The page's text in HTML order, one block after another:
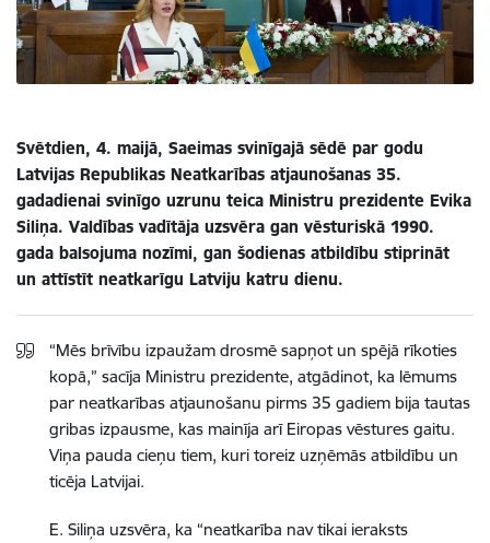
Svētdien, 4. maijā, Saeimas svinīgajā sēdē par godu
Latvijas Republikas Neatkarības atjaunošanas 35.
gadadienai svinīgo uzrunu teica Ministru prezidente Evika
Siliņa. Valdības vadītāja uzsvēra gan vēsturiskā 1990.
gada balsojuma nozīmi, gan šodienas atbildību stiprināt
un attīstīt neatkarīgu Latviju katru dienu.
“Mēs brīvību izpaužam drosmē sapņot un spējā rīkoties
kopā,” sacīja Ministru prezidente, atgādinot, ka lēmums
par neatkarības atjaunošanu pirms 35 gadiem bija tautas
gribas izpausme, kas mainīja arī Eiropas vēstures gaitu.
Viņa pauda cieņu tiem, kuri toreiz uzņēmās atbildību un
ticēja Latvijai.
E. Siliņa uzsvēra, ka “neatkarība nav tikai ieraksts